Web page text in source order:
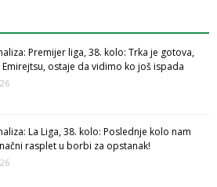
Premijer liga, 38. kolo: Trka je gotova,
ostaje da vidimo ko još ispada
La Liga, 38. kolo: Poslednje kolo nam
rasplet u borbi za opstanak!